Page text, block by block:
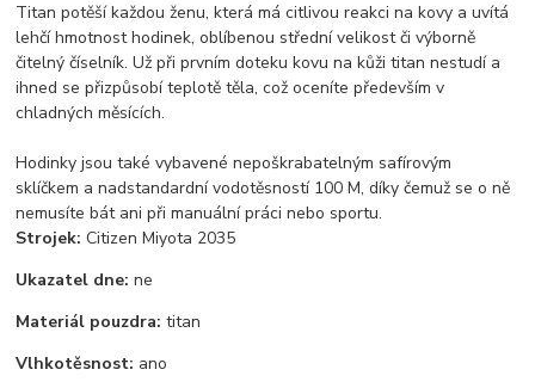
Titan potěší každou ženu, která má citlivou reakci na kovy a uvítá
lehčí hmotnost hodinek, oblíbenou střední velikost či výborně
čitelný číselník. Už při prvním doteku kovu na kůži titan nestudí a
ihned se přizpůsobí teplotě těla, což oceníte především v
chladných měsících.
Hodinky jsou také vybavené nepoškrabatelným safírovým
sklíčkem a nadstandardní vodotěsností 100 M, díky čemuž se o ně
nemusíte bát ani při manuální práci nebo sportu.
Strojek: Citizen Miyota 2035
Ukazatel dne: ne
Materiál pouzdra: titan
Vlhkotěsnost: ano